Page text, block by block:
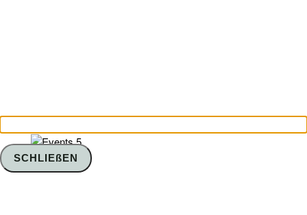
SCHLIEßEN